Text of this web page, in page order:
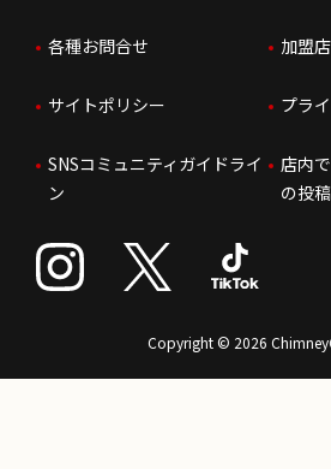
IRお問合せ
人財育成
サステナビリティ
各種お問合せ 加盟
サイトポリシー プラ
SNSコミュニティガイドライ
ン
店内
の投
Copyright © 2026